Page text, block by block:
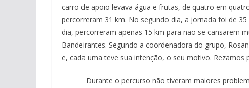
carro de apoio levava água e frutas, de quatro em
percorreram 31 km. No segundo dia, a jornada foi de
dia, percorreram apenas 15 km para não se cansarem
Bandeirantes. Segundo a coordenadora do grupo,
e, cada uma teve sua intenção, o seu motivo. Rezamos
Durante o percurso não tiveram maiores